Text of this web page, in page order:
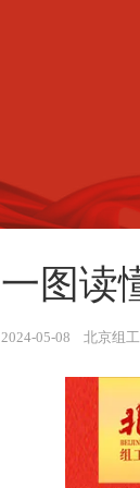
一图读
2024-05-08 北京组工